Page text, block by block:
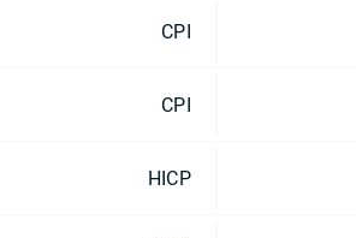
CPI
CPI
HICP